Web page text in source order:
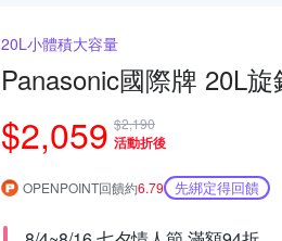
20L小體積大容量
Panasonic國際牌 20L
$2,059 $2,190
活動折後
OPENPOINT回饋約6.79 先綁定得回饋